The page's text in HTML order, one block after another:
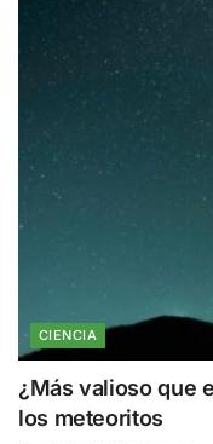
CIENCIA
¿Más valioso que
los meteoritos